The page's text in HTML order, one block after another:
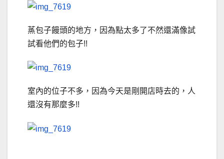
蒸包子饅頭的地方，因為點太多了不然還滿像試
試看他們的包子!!
室內的位子不多，因為今天是剛開店時去的，人
還沒有那麼多!!